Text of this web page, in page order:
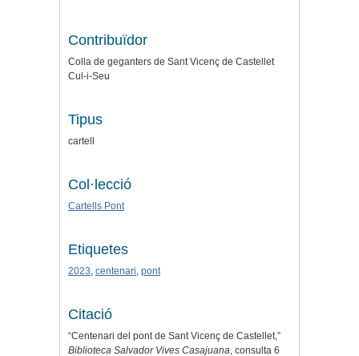
Contribuïdor
Colla de geganters de Sant Vicenç de Castellet
Cul-i-Seu
Tipus
cartell
Col·lecció
Cartells Pont
Etiquetes
2023, centenari, pont
Citació
“Centenari del pont de Sant Vicenç de Castellet,”
Biblioteca Salvador Vives Casajuana, consulta 6